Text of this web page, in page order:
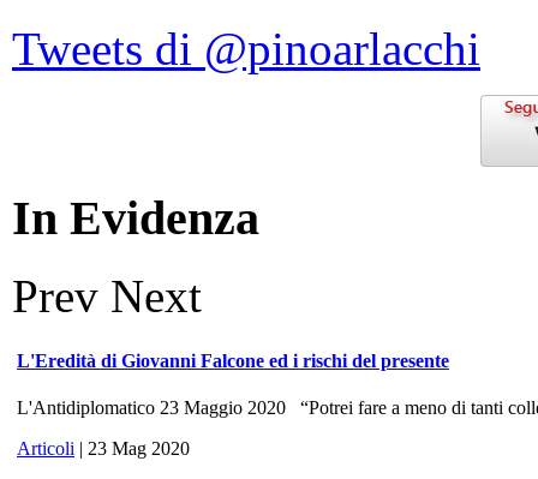
Tweets di @pinoarlacchi
In Evidenza
Prev Next
L'Eredità di Giovanni Falcone ed i rischi del presente
L'Antidiplomatico 23 Maggio 2020 “Potrei fare a meno di tanti
Articoli | 23 Mag 2020